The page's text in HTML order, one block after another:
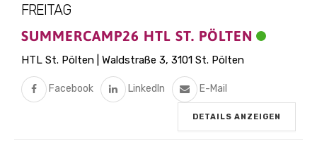
FREITAG
SUMMERCAMP26 HTL ST. PÖLTEN
HTL St. Pölten | Waldstraße 3, 3101 St. Pölten
Facebook LinkedIn E-Mail
DETAILS ANZEIGEN